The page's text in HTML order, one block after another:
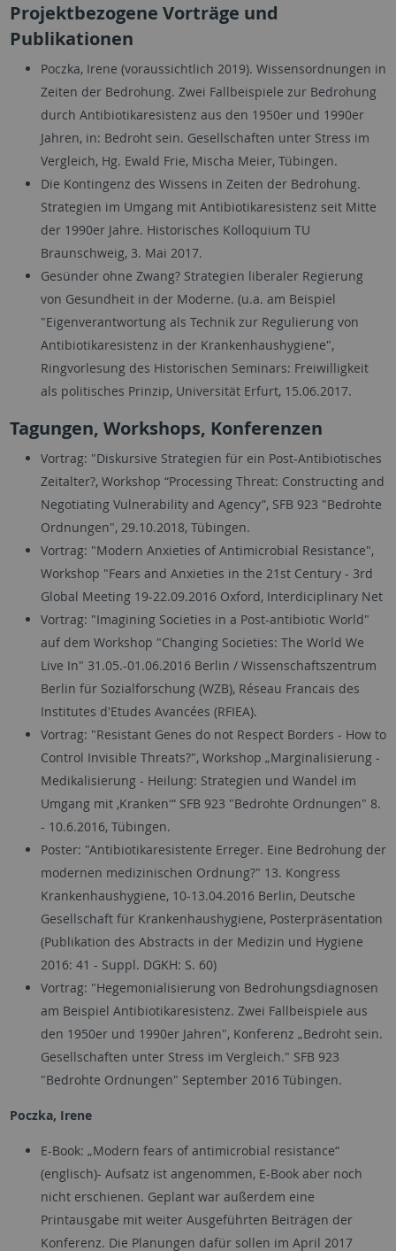
Projektbezogene Vorträge und
Publikationen
Poczka, Irene (voraussichtlich 2019). Wissensordnungen in
Zeiten der Bedrohung. Zwei Fallbeispiele zur Bedrohung
durch Antibiotikaresistenz aus den 1950er und 1990er
Jahren, in: Bedroht sein. Gesellschaften unter Stress im
Vergleich, Hg. Ewald Frie, Mischa Meier, Tübingen.
Die Kontingenz des Wissens in Zeiten der Bedrohung.
Strategien im Umgang mit Antibiotikaresistenz seit Mitte
der 1990er Jahre. Historisches Kolloquium TU
Braunschweig, 3. Mai 2017.
Gesünder ohne Zwang? Strategien liberaler Regierung
von Gesundheit in der Moderne. (u.a. am Beispiel
"Eigenverantwortung als Technik zur Regulierung von
Antibiotikaresistenz in der Krankenhaushygiene",
Ringvorlesung des Historischen Seminars: Freiwilligkeit
als politisches Prinzip, Universität Erfurt, 15.06.2017.
Tagungen, Workshops, Konferenzen
Vortrag: "Diskursive Strategien für ein Post-Antibiotisches
Zeitalter?, Workshop “Processing Threat: Constructing and
Negotiating Vulnerability and Agency”, SFB 923 "Bedrohte
Ordnungen", 29.10.2018, Tübingen.
Vortrag: "Modern Anxieties of Antimicrobial Resistance",
Workshop "Fears and Anxieties in the 21st Century - 3rd
Global Meeting 19-22.09.2016 Oxford, Interdiciplinary Net
Vortrag: "Imagining Societies in a Post-antibiotic World"
auf dem Workshop "Changing Societies: The World We
Live In" 31.05.-01.06.2016 Berlin / Wissenschaftszentrum
Berlin für Sozialforschung (WZB), Réseau Francais des
Institutes d'Etudes Avancées (RFIEA).
Vortrag: "Resistant Genes do not Respect Borders - How to
Control Invisible Threats?", Workshop „Marginalisierung -
Medikalisierung - Heilung: Strategien und Wandel im
Umgang mit ‚Krankenʻ“ SFB 923 "Bedrohte Ordnungen" 8.
- 10.6.2016, Tübingen.
Poster: "Antibiotikaresistente Erreger. Eine Bedrohung der
modernen medizinischen Ordnung?" 13. Kongress
Krankenhaushygiene, 10-13.04.2016 Berlin, Deutsche
Gesellschaft für Krankenhaushygiene, Posterpräsentation
(Publikation des Abstracts in der Medizin und Hygiene
2016: 41 - Suppl. DGKH: S. 60)
Vortrag: "Hegemonialisierung von Bedrohungsdiagnosen
am Beispiel Antibiotikaresistenz. Zwei Fallbeispiele aus
den 1950er und 1990er Jahren", Konferenz „Bedroht sein.
Gesellschaften unter Stress im Vergleich." SFB 923
"Bedrohte Ordnungen" September 2016 Tübingen.
Poczka, Irene
E-Book: „Modern fears of antimicrobial resistance“
(englisch)- Aufsatz ist angenommen, E-Book aber noch
nicht erschienen. Geplant war außerdem eine
Printausgabe mit weiter Ausgeführten Beiträgen der
Konferenz. Die Planungen dafür sollen im April 2017